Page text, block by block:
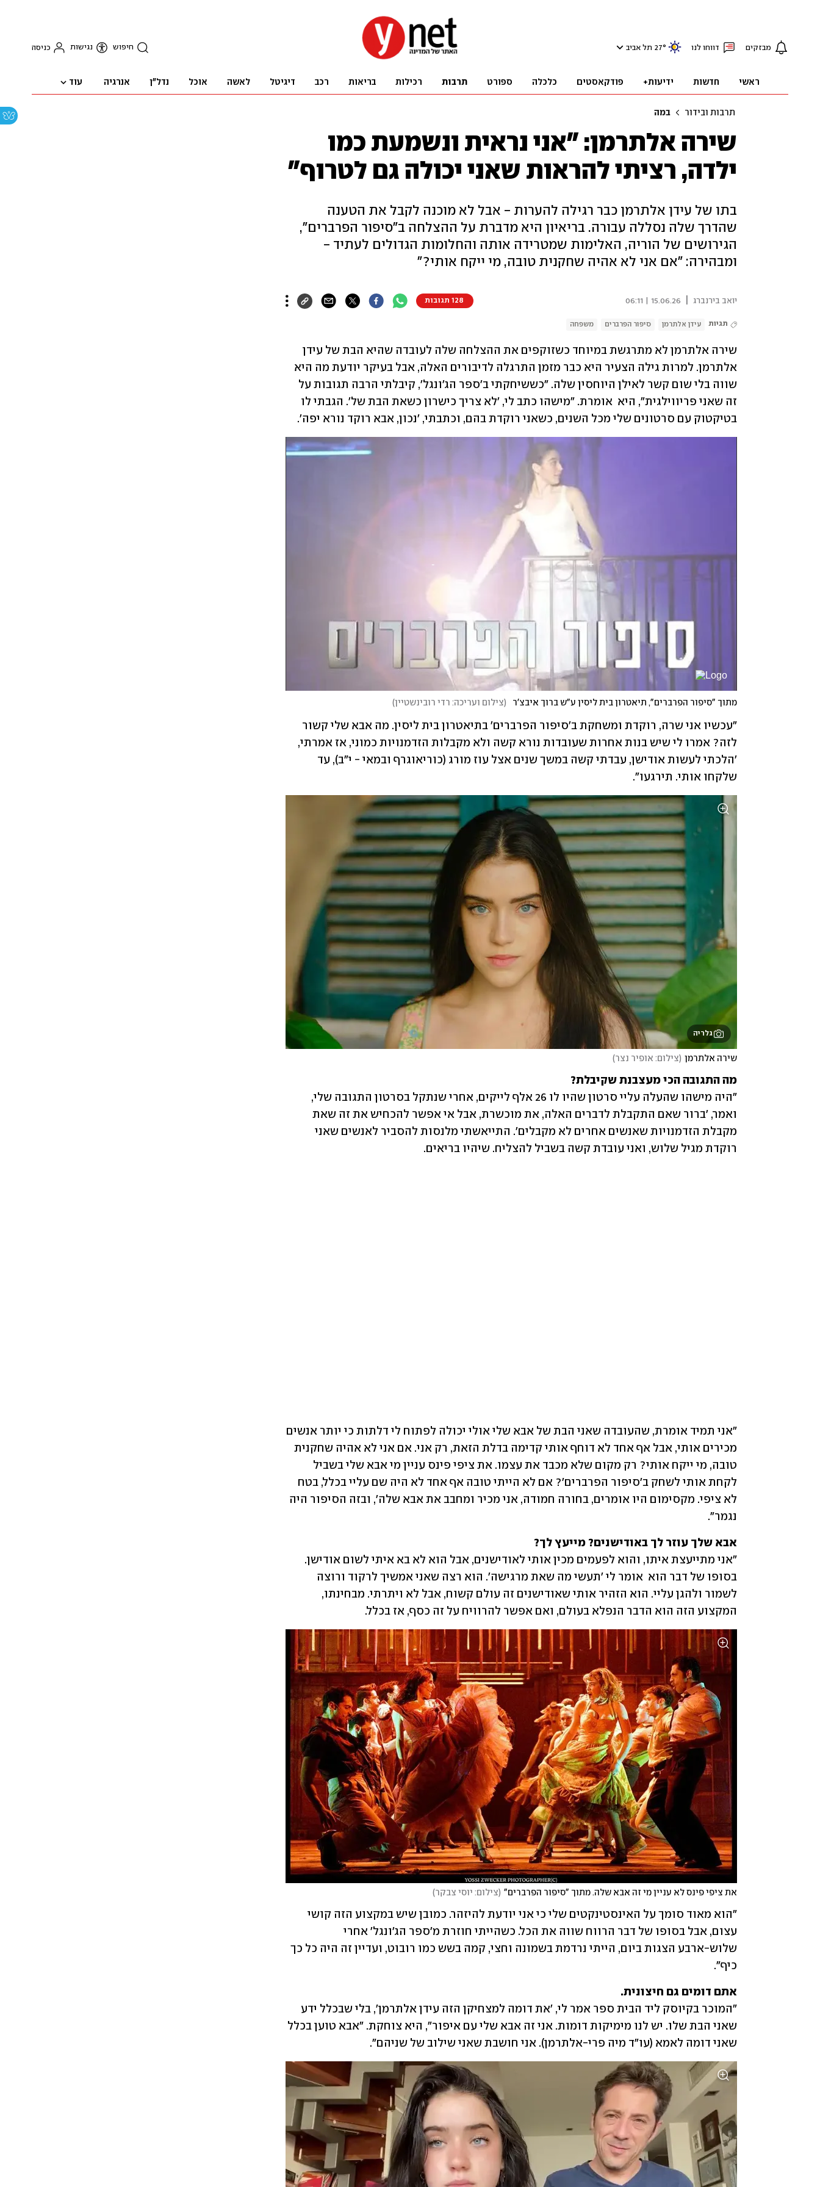
מבזקים דווחו לנו 27° תל אביב חיפוש נגישות כניסה
ראשי חדשות ידיעות+ פודקאסטים כלכלה ספורט תרבות רכילות בריאות רכב דיגיטל לאשה אוכל נדל"ן אנרגיה עוד
תרבות ובידור במה
שירה אלתרמן: "אני נראית ונשמעת כמו
ילדה, רציתי להראות שאני יכולה גם לטרוף"
בתו של עידן אלתרמן כבר רגילה להערות - אבל לא מוכנה לקבל את הטענה
שהדרך שלה נסללה עבורה. בריאיון היא מדברת על ההצלחה ב"סיפור הפרברים",
הגירושים של הוריה, האלימות שמטרידה אותה והחלומות הגדולים לעתיד -
ומבהירה: "אם אני לא אהיה שחקנית טובה, מי ייקח אותי?"
יואב בירנברג 15.06.26 | 06:11 128 תגובות
תגיות עידן אלתרמן סיפור הפרברים משפחה
בטיקטוק עם סרטונים שלי מכל השנים, כשאני רוקדת בהם, וכתבתי, 'נכון, אבא רוקד נורא יפה'.
מתוך "סיפור הפרברים", תיאטרון בית ליסין ע"ש ברוך איבצ'ר (צילום ועריכה: רדי רובינשטיין)
שלקחו אותי. תירגעו".
גלריה
שירה אלתרמן (צילום: אופיר נצר)
מה התגובה הכי מעצבנת שקיבלת?
רוקדת מגיל שלוש, ואני עובדת קשה בשביל להצליח. שיהיו בריאים.
נגמר".
אבא שלך עוזר לך באודישנים? מייעץ לך?
המקצוע הזה הוא הדבר הנפלא בעולם, ואם אפשר להרוויח על זה כסף, אז בכלל.
את ציפי פינס לא עניין מי זה אבא שלה. מתוך "סיפור הפרברים" (צילום: יוסי צבקר)
כיף".
אתם דומים גם חיצונית.
שאני דומה לאמא (עו"ד מיה פרי-אלתרמן). אני חושבת שאני שילוב של שניהם".